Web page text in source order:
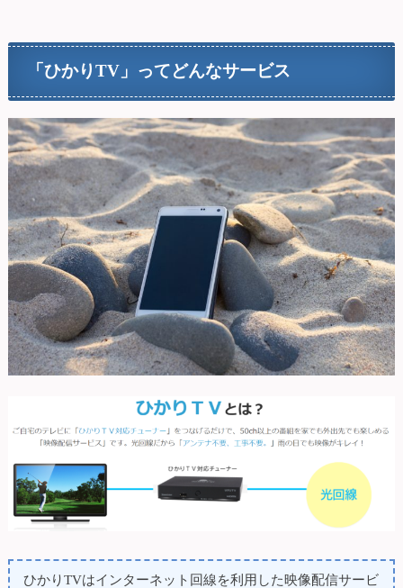
「ひかりTV」ってどんなサービス
ひかりTVはインターネット回線を利用した映像配信サービ